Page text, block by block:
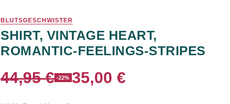
BLUTSGESCHWISTER
SHIRT, VINTAGE HEART,
ROMANTIC-FEELINGS-STRIPES
44,95 € -22% 35,00 €